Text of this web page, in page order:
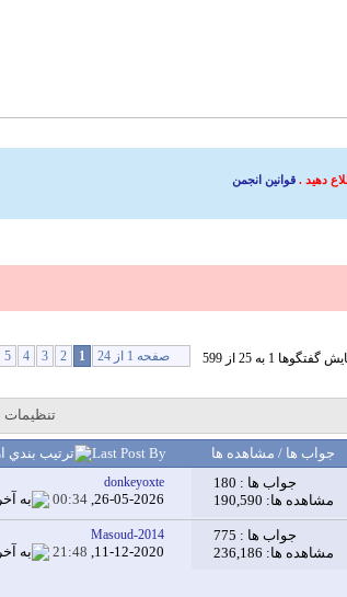
دهید . قوانین انجمن
صفحه 1 از 24 1
2
3
4
5 گفتگوها 1 به 25 از 599
تنظيمات
جواب ها / مشاهده ها Last Post By
جواب ها : 180
مشاهده ها: 190,590
donkeyoxte
26-05-2026,
00:34
جواب ها : 775
مشاهده ها: 236,186
Masoud-2014
11-12-2020,
21:48